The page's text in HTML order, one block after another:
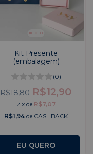
Kit Presente
(embalagem)
(0)
R$18,80 R$12,90
2 x de R$7,07
R$1,94de CASHBACK